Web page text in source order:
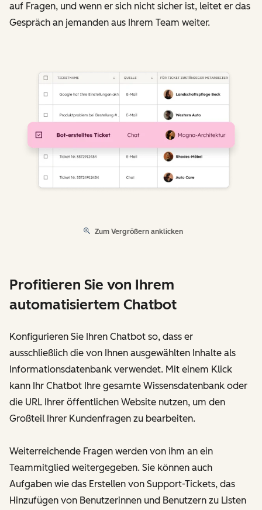
auf Fragen, und wenn er sich nicht sicher ist, leitet er das
Gespräch an jemanden aus Ihrem Team weiter.
Zum Vergrößern anklicken
Profitieren Sie von Ihrem
automatisiertem Chatbot
Konfigurieren Sie Ihren Chatbot so, dass er
ausschließlich die von Ihnen ausgewählten Inhalte als
Informationsdatenbank verwendet. Mit einem Klick
kann Ihr Chatbot Ihre gesamte Wissensdatenbank oder
die URL Ihrer öffentlichen Website nutzen, um den
Großteil Ihrer Kundenfragen zu bearbeiten.
Weiterreichende Fragen werden von ihm an ein
Teammitglied weitergegeben. Sie können auch
Aufgaben wie das Erstellen von Support-Tickets, das
Hinzufügen von Benutzerinnen und Benutzern zu Listen